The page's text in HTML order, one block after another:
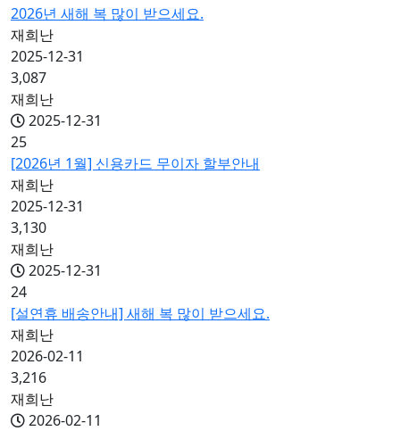
2026년 새해 복 많이 받으세요.
재희난
2025-12-31
3,087
재희난
2025-12-31
25
[2026년 1월] 신용카드 무이자 할부안내
재희난
2025-12-31
3,130
재희난
2025-12-31
24
[설연휴 배송안내] 새해 복 많이 받으세요.
재희난
2026-02-11
3,216
재희난
2026-02-11